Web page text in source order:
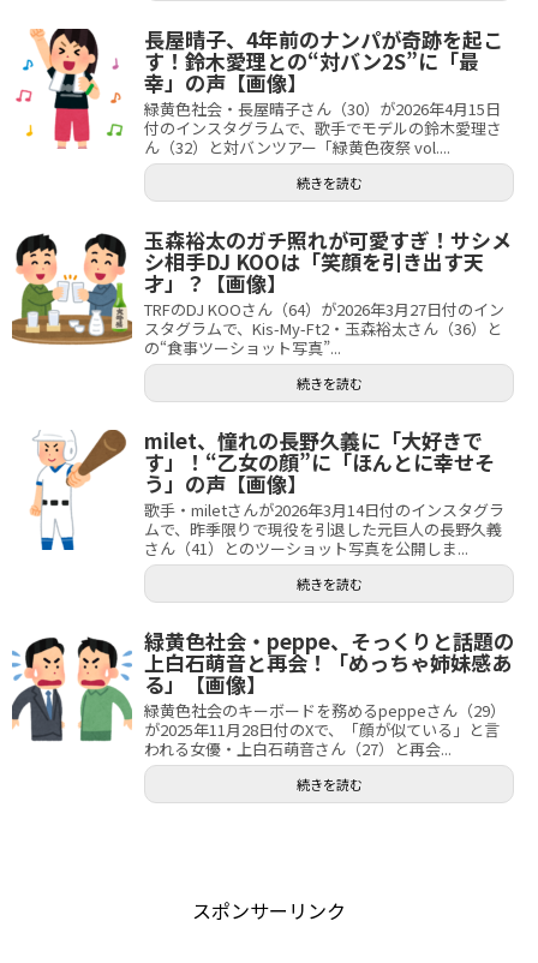
長屋晴子、4年前のナンパが奇跡を起こ
す！鈴木愛理との“対バン2S”に「最
幸」の声【画像】
緑黄色社会・長屋晴子さん（30）が2026年4月15日
付のインスタグラムで、歌手でモデルの鈴木愛理さ
ん（32）と対バンツアー「緑黄色夜祭 vol....
続きを読む
玉森裕太のガチ照れが可愛すぎ！サシメ
シ相手DJ KOOは「笑顔を引き出す天
才」？【画像】
TRFのDJ KOOさん（64）が2026年3月27日付のイン
スタグラムで、Kis-My-Ft2・玉森裕太さん（36）と
の“食事ツーショット写真”...
続きを読む
milet、憧れの長野久義に「大好きで
す」！“乙女の顔”に「ほんとに幸せそ
う」の声【画像】
歌手・miletさんが2026年3月14日付のインスタグラ
ムで、昨季限りで現役を引退した元巨人の長野久義
さん（41）とのツーショット写真を公開しま...
続きを読む
緑黄色社会・peppe、そっくりと話題の
上白石萌音と再会！「めっちゃ姉妹感あ
る」【画像】
緑黄色社会のキーボードを務めるpeppeさん（29）
が2025年11月28日付のXで、「顔が似ている」と言
われる女優・上白石萌音さん（27）と再会...
続きを読む
スポンサーリンク